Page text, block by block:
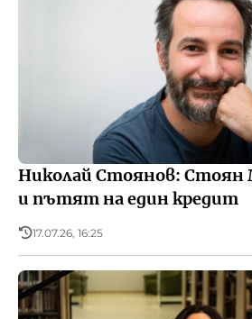
Николай Стоянов: Стоян
и пътят на един кредит
17.07.26, 16:25